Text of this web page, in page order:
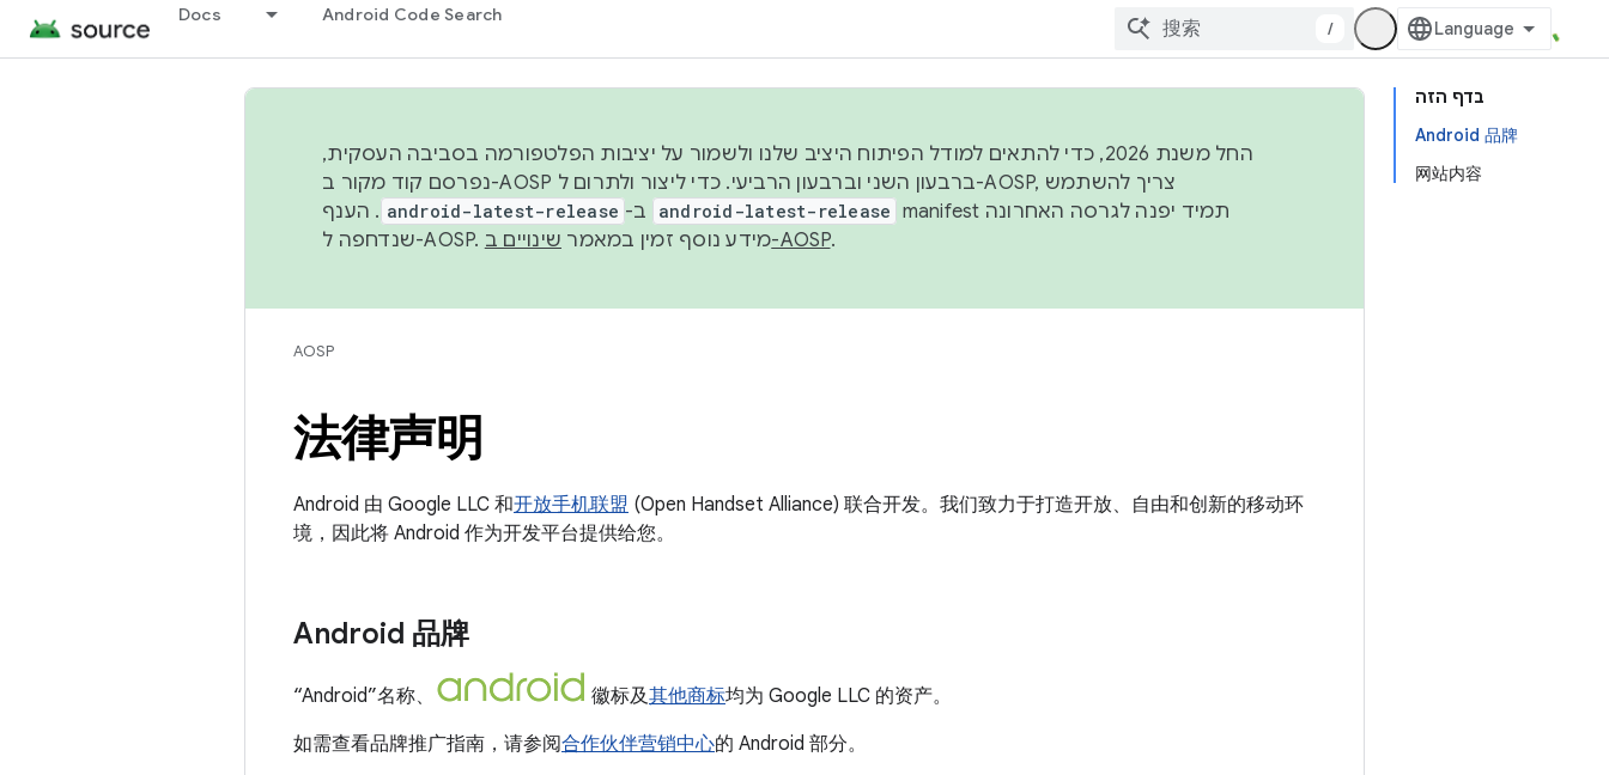
Docs Android Code Search
/
בדף הזה
Android 品牌
网站内容
החל משנת 2026, כדי להתאים למודל הפיתוח היציב שלנו ולשמור על יציבות הפלטפורמה בסביבה העסקית,
נפרסם קוד מקור ב-AOSP ברבעון השני וברבעון הרביעי. כדי ליצור ולתרום ל-AOSP, צריך להשתמש
ב- android-latest-release android-latest-release manifest תמיד יפנה לגרסה האחרונה
שנדחפה ל-AOSP. מידע נוסף זמין במאמרשינויים ב-AOSP.
AOSP
法律声明
Android 由 Google LLC 和开放手机联盟 (Open Handset Alliance) 联合开发。我们致力于打造开放、自由和创新的移动环
境，因此将 Android 作为开发平台提供给您。
Android 品牌
“Android”名称、 徽标及其他商标均为 Google LLC 的资产。
如需查看品牌推广指南，请参阅合作伙伴营销中心的 Android 部分。